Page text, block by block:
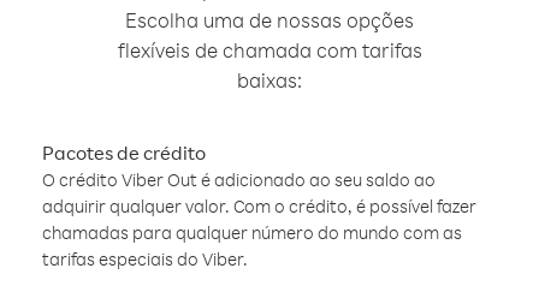
Escolha uma de nossas opções
flexíveis de chamada com tarifas
baixas:
Pacotes de crédito
O crédito Viber Out é adicionado ao seu saldo ao
adquirir qualquer valor. Com o crédito, é possível fazer
chamadas para qualquer número do mundo com as
tarifas especiais do Viber.